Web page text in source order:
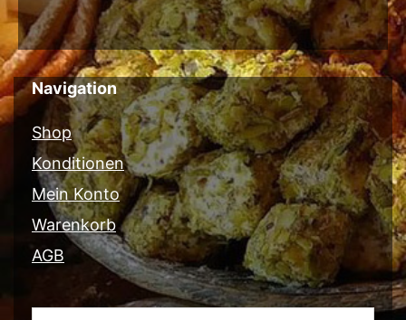
Navigation
Shop
Konditionen
Mein Konto
Warenkorb
AGB